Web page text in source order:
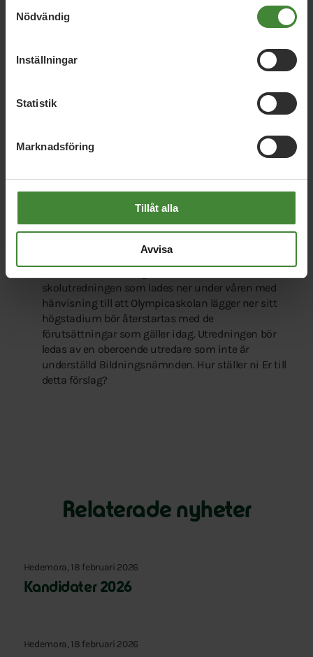
Nödvändig
Inställningar
Statistik
Marknadsföring
Tillåt alla
Avvisa
fritids (till ex Västerby skola) utanför de central
delarna av Hedemora tätort tas i
Bildningsnämnden skall inte ha den
befogenheten, Förändring av reglementet för
januari 2025. Inga nya stora beslut som står i strid
med detta syfte bör tas i Bildningsnämnden under
2024. Mötet ansåg att Miljöpartiet bör lämna in en
motion om detta. Vi vill veta Moderaterna och
ovannämnda förändringar Om ni avvisar förslaget
att lyfta frågan om nedläggningar av skolor till
kommunfullmäktige så ansåg medlemsmötet att
Miljöpartiet bör säga upp samarbetsavtalet med
skolutredningen som lades ner under våren med
hänvisning till att Olympicaskolan lägger ner sitt
högstadium bör återstartas med de
förutsättningar som gäller idag. Utredningen bör
ledas av en oberoende utredare som inte är
underställd Bildningsnämnden. Hur ställer ni Er till
detta förslag?
Relaterade nyheter
Hedemora, 18 februari 2026
Kandidater 2026
Hedemora, 18 februari 2026